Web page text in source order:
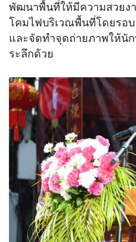
พัฒนาพื้นที่ให้มีความสวยง
โคมไฟบริเวณพื้นที่โดยรอ
และจัดทำจุดถ่ายภาพให้นั
ระลึกด้วย